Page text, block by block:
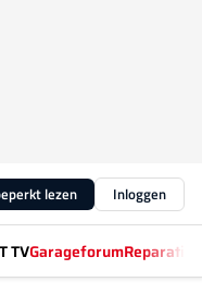
lezen Inloggen
TVGarageforum